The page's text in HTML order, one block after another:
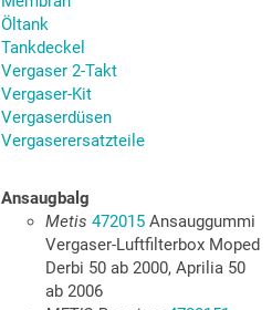
Öltank
Tankdeckel
Vergaser 2-Takt
Vergaser-Kit
Vergaserdüsen
Vergaserersatzteile
Ansaugbalg
Metis 472015Ansauggummi
Vergaser-Luftfilterbox Moped
Derbi 50 ab 2000, Aprilia 50
ab 2006